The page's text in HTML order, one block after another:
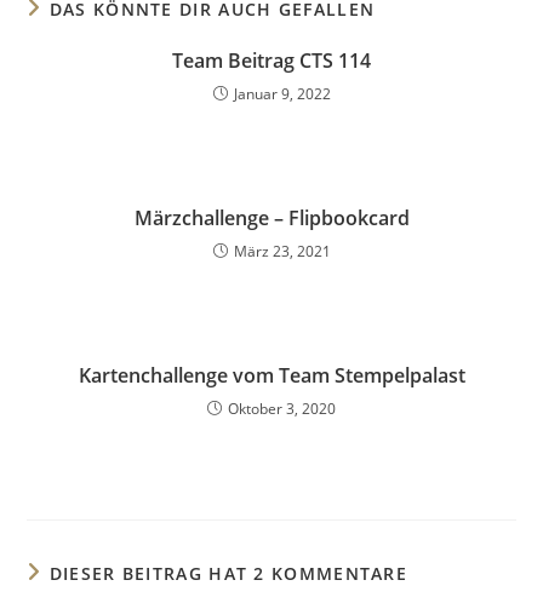
DAS KÖNNTE DIR AUCH GEFALLEN
Team Beitrag CTS 114
Januar 9, 2022
Märzchallenge – Flipbookcard
März 23, 2021
Kartenchallenge vom Team Stempelpalast
Oktober 3, 2020
DIESER BEITRAG HAT 2 KOMMENTARE